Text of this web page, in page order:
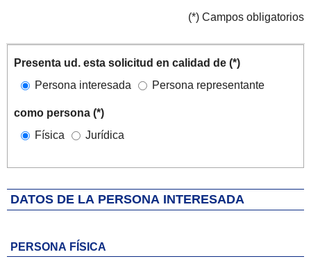
(*) Campos obligatorios
Presenta ud. esta solicitud en calidad de (*)
Persona interesada
Persona representante
como persona (*)
Física
Jurídica
DATOS DE LA PERSONA INTERESADA
PERSONA FÍSICA